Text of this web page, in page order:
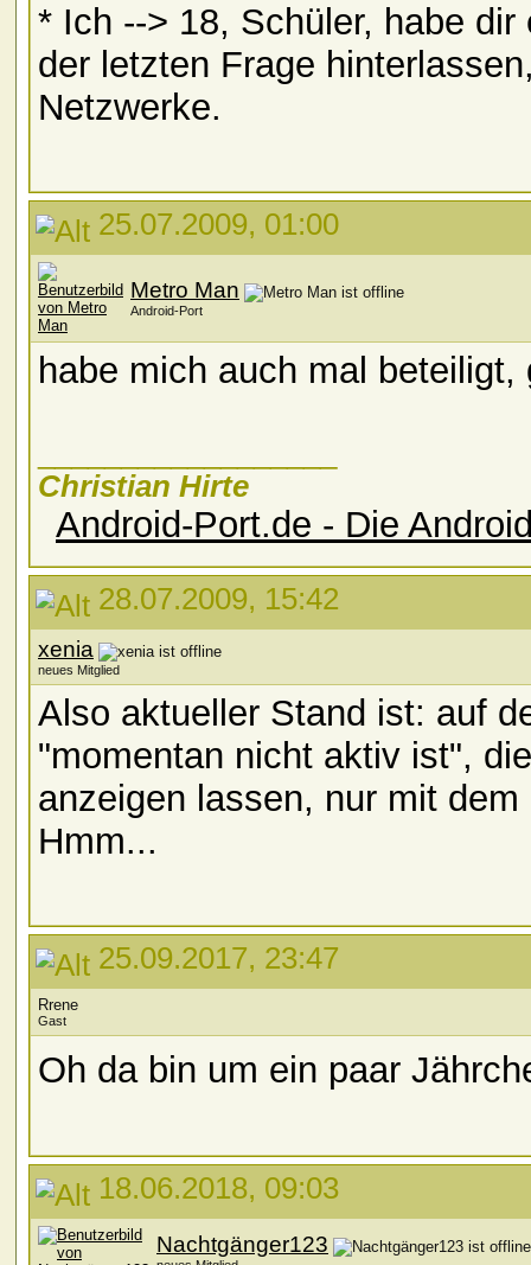
* Ich --> 18, Schüler, habe
der letzten Frage
Netzwerke.
25.07.2009, 01:00
Metro Man
Android-Port
habe mich auch mal
Christian Hirte
Android-Port.de - Die
28.07.2009, 15:42
xenia
neues Mitglied
Also aktueller Stand ist: auf
"momentan nicht aktiv ist",
anzeigen lassen, nur mit
Hmm...
25.09.2017, 23:47
Rrene
Gast
Oh da bin um ein paar
18.06.2018, 09:03
Nachtgänger123